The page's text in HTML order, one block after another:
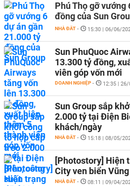
Phú Thọ gỡ vướng
đồng của Sun
NHÀ ĐẤT - 15:30 | 06/06/
Sun PhuQuoc
13.300 tỷ đồng,
viên góp vốn mới
DOANH NGHIỆP - 12:35 |
Sun Group sắp
2.000 tỷ tại Điện
khách/ngày
NHÀ ĐẤT - 15:18 | 08/05/
[Photostory] Hiện
City ven biển
NHÀ ĐẤT - 08:11 | 09/04/